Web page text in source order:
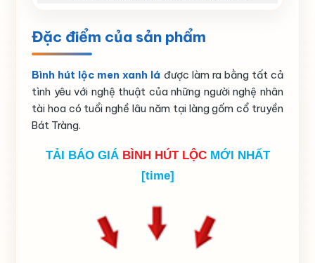
Đặc điểm của sản phẩm
Bình hút lộc men xanh lá được làm ra bằng tất cả
tình yêu với nghệ thuật của những người nghệ nhân
tài hoa có tuổi nghề lâu năm tại làng gốm cổ truyền
Bát Tràng.
TẢI BÁO GIÁ BÌNH HÚT LỘCMỚI NHẤT
[time]